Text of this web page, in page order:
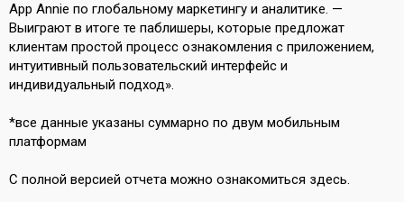
App Annie по глобальному маркетингу и аналитике. —
Выиграют в итоге те паблишеры, которые предложат
клиентам простой процесс ознакомления с приложением,
интуитивный пользовательский интерфейс и
индивидуальный подход».
*все данные указаны суммарно по двум мобильным
платформам
С полной версией отчета можно ознакомиться здесь.